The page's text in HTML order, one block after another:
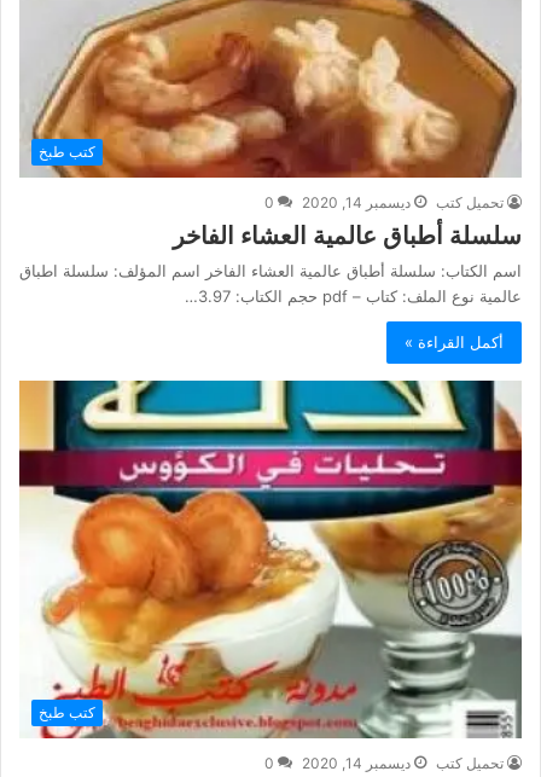
كتب طبخ
تحميل كتب ديسمبر 14, 2020 0
سلسلة أطباق عالمية العشاء الفاخر
اسم الكتاب: سلسلة أطباق عالمية العشاء الفاخر اسم المؤلف: سلسلة اطباق
عالمية نوع الملف: كتاب – pdf حجم الكتاب: 3.97…
أكمل القراءة »
كتب طبخ
تحميل كتب ديسمبر 14, 2020 0